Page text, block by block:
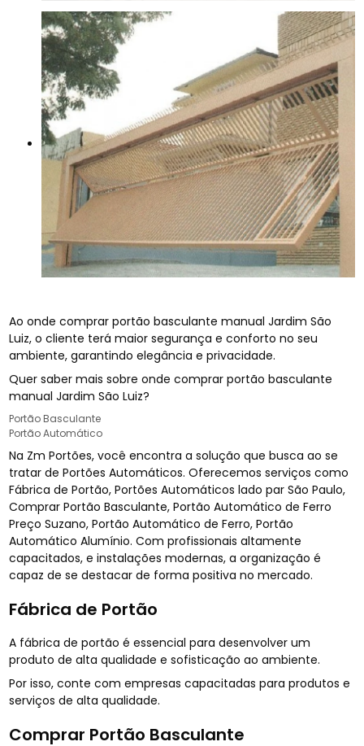
Ao onde comprar portão basculante manual Jardim São
Luiz, o cliente terá maior segurança e conforto no seu
ambiente, garantindo elegância e privacidade.
Quer saber mais sobre onde comprar portão basculante
manual Jardim São Luiz?
Portão Basculante
Portão Automático
Na Zm Portões, você encontra a solução que busca ao se
tratar de Portões Automáticos. Oferecemos serviços como
Fábrica de Portão, Portões Automáticos lado par São Paulo,
Comprar Portão Basculante, Portão Automático de Ferro
Preço Suzano, Portão Automático de Ferro, Portão
Automático Alumínio. Com profissionais altamente
capacitados, e instalações modernas, a organização é
capaz de se destacar de forma positiva no mercado.
Fábrica de Portão
A fábrica de portão é essencial para desenvolver um
produto de alta qualidade e sofisticação ao ambiente.
Por isso, conte com empresas capacitadas para produtos e
serviços de alta qualidade.
Comprar Portão Basculante